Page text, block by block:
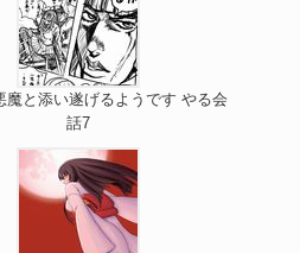
魔と添い遂げるようです やる会
話7